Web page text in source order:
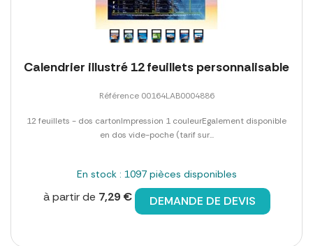
Calendrier illustré 12 feuillets personnalisable
Référence 00164LAB0004886
12 feuillets - dos cartonImpression 1 couleurEgalement disponible
en dos vide-poche (tarif sur...
En stock : 1097 pièces disponibles
à partir de 7,29 € DEMANDE DE DEVIS